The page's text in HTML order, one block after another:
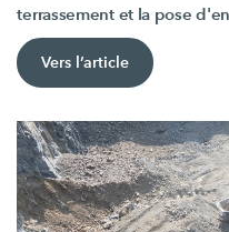
terrassement et la pose
Vers l’article